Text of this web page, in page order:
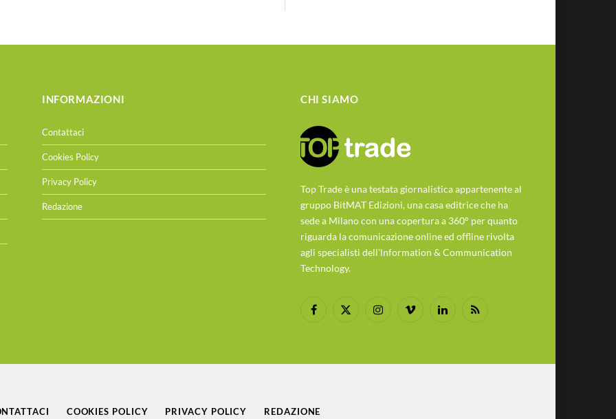
INFORMAZIONI
Contattaci
Cookies Policy
Privacy Policy
Redazione
CHI SIAMO
Top Trade è una testata giornalistica appartenente al
gruppo BitMAT Edizioni, una casa editrice che ha
sede a Milano con una copertura a 360° per quanto
riguarda la comunicazione online ed offline rivolta
agli specialisti dell'lnformation & Communication
Technology.
Facebook
X
InstagramVimeo LinkedInRSS
COOKIES POLICY PRIVACY POLICY REDAZIONE